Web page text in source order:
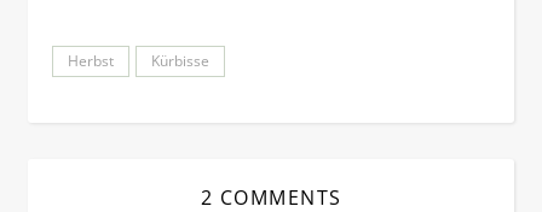
Herbst Kürbisse
2 COMMENTS